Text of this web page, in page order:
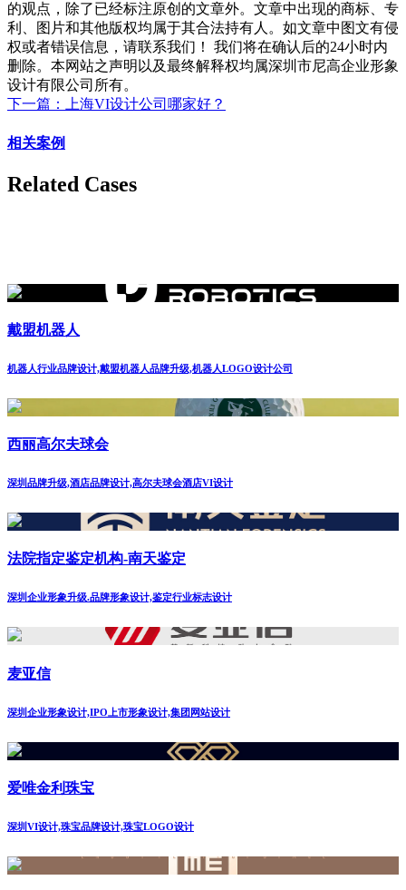
的观点，除了已经标注原创的文章外。文章中出现的商标、专
利、图片和其他版权均属于其合法持有人。如文章中图文有侵
权或者错误信息，请联系我们！ 我们将在确认后的24小时内
删除。本网站之声明以及最终解释权均属深圳市尼高企业形象
设计有限公司所有。
下一篇：上海VI设计公司哪家好？
相关案例
Related Cases
戴盟机器人
机器人行业品牌设计,戴盟机器人品牌升级,机器人LOGO设计公司
西丽高尔夫球会
深圳品牌升级,酒店品牌设计,高尔夫球会酒店VI设计
法院指定鉴定机构-南天鉴定
深圳企业形象升级.品牌形象设计,鉴定行业标志设计
麦亚信
深圳企业形象设计,IPO上市形象设计,集团网站设计
爱唯金利珠宝
深圳VI设计,珠宝品牌设计,珠宝LOGO设计